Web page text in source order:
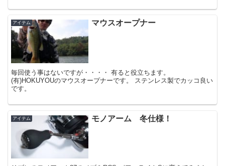
アイテム マウスオープナー
毎回使う事はないですが・・・・ 有ると役立ちます。
(有)HOKUYOUのマウスオープナーです。 ステンレス製でカッコ良い
です。
アイテム モノアーム 冬仕様！